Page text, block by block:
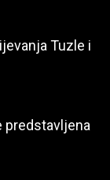
Tuzle i
predstavljena